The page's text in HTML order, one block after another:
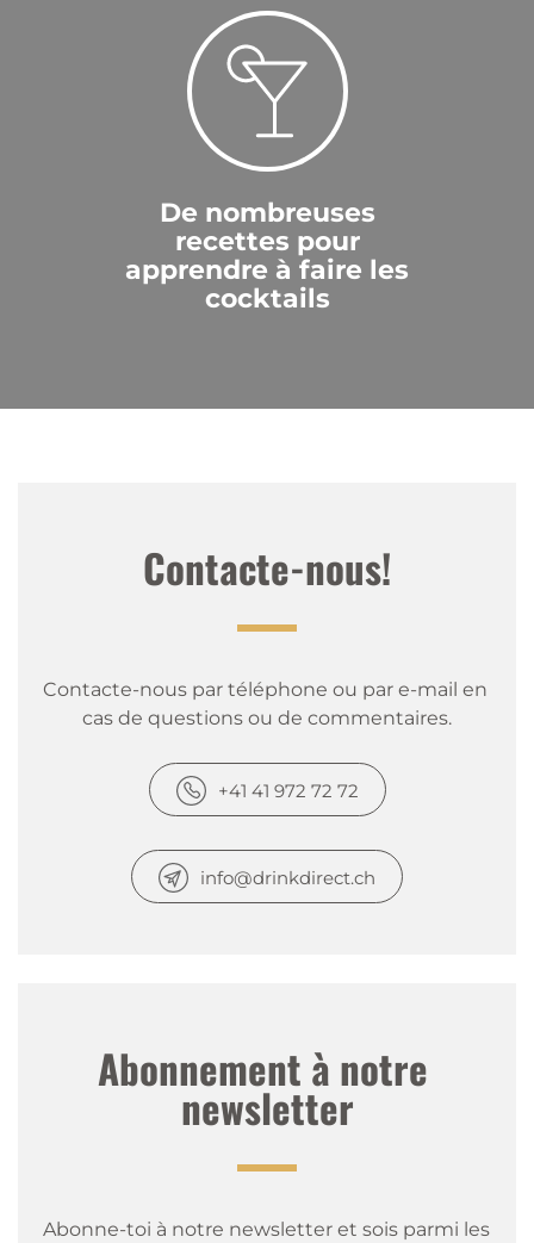
De nombreuses
recettes pour
apprendre à faire les
cocktails
Contacte-nous!
Contacte-nous par téléphone ou par e-mail en
cas de questions ou de commentaires.
+41 41 972 72 72
info@drinkdirect.ch
Abonnement à notre
newsletter
Abonne-toi à notre newsletter et sois parmi les